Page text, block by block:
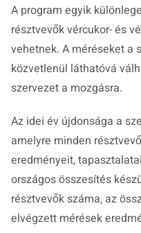
A program egyik
résztvevők vércukor- és
vehetnek. A méréseket a
közvetlenül láthatóvá
szervezet a mozgásra.
Az idei év újdonsága a
amelyre minden
eredményeit,
országos összesítés
résztvevők száma, az
elvégzett mérések